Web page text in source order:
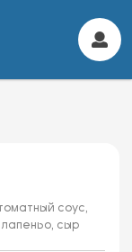
соус,
сыр